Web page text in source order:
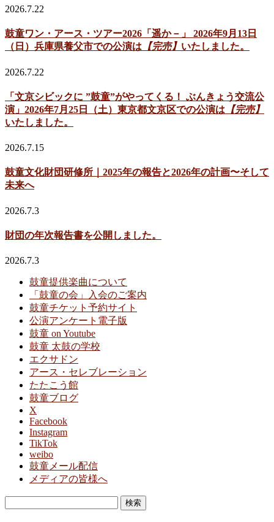
2026.7.22
鼓童ワン・アース・ツアー2026「遥か－」 2026年9月13日
（日）兵庫県養父市での公演は 【完売】 いたしました。
2026.7.22
「文京シビックに ”鼓童”がやってくる！ ぶんきょう交流公
演」2026年7月25日（土）東京都文京区での公演は 【完売】
いたしました。
2026.7.15
鼓童文化財団研修所｜2025年の報告と2026年の計画〜そして
未来へ
2026.7.3
財団の年次報告書を公開しました。
2026.7.3
鼓童提供楽曲について
「鼓童の会」入会のご案内
鼓童チケット予約サイト
公演アンケート電子版
鼓童 on Youtube
鼓童 太鼓の学校
エクサドン
アース・セレブレーション
たたこう館
鼓童ブログ
X
Facebook
Instagram
TikTok
weibo
鼓童メール配信
メディアの皆様へ